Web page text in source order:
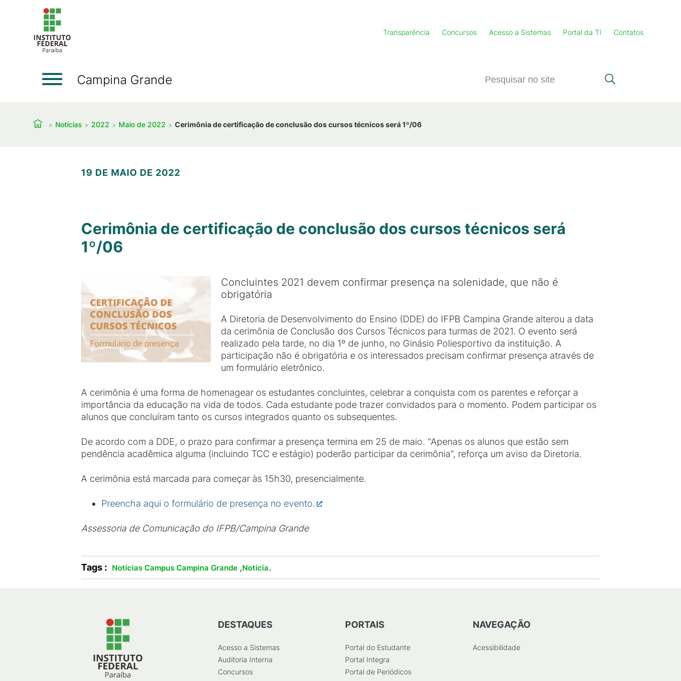
Transparência Concursos Acesso a Sistemas Portal da TI Contatos
Campina Grande
Notícias 2022 Maio de 2022 Cerimônia de certificação de conclusão dos cursos técnicos será 1º/06
19 DE MAIO DE 2022
Cerimônia de certificação de conclusão dos cursos técnicos será
1º/06
Concluintes 2021 devem confirmar presença na solenidade, que não é
obrigatória
A Diretoria de Desenvolvimento do Ensino (DDE) do IFPB Campina Grande alterou a data
da cerimônia de Conclusão dos Cursos Técnicos para turmas de 2021. O evento será
realizado pela tarde, no dia 1º de junho, no Ginásio Poliesportivo da instituição. A
participação não é obrigatória e os interessados precisam confirmar presença através de
um formulário eletrônico.
A cerimônia é uma forma de homenagear os estudantes concluintes, celebrar a conquista com os parentes e reforçar a
importância da educação na vida de todos. Cada estudante pode trazer convidados para o momento. Podem participar os
alunos que concluíram tanto os cursos integrados quanto os subsequentes.
De acordo com a DDE, o prazo para confirmar a presença termina em 25 de maio. "Apenas os alunos que estão sem
pendência acadêmica alguma (incluindo TCC e estágio) poderão participar da cerimônia", reforça um aviso da Diretoria.
A cerimônia está marcada para começar às 15h30, presencialmente.
Preencha aqui o formulário de presença no evento.
Assessoria de Comunicação do IFPB/Campina Grande
Tags : Notícias Campus Campina Grande ,Notícia.
DESTAQUES
Acesso a Sistemas
Auditoria Interna
Concursos
PORTAIS
Portal do Estudante
Portal Integra
Portal de Periódicos
NAVEGAÇÃO
Acessibilidade